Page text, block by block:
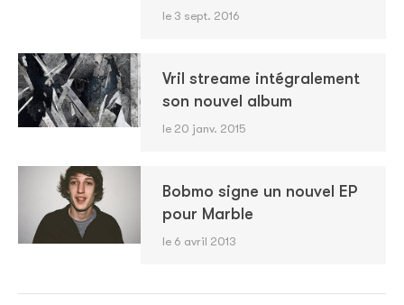
le 3 sept. 2016
Vril streame intégralement
son nouvel album
le 20 janv. 2015
Bobmo signe un nouvel EP
pour Marble
le 6 avril 2013